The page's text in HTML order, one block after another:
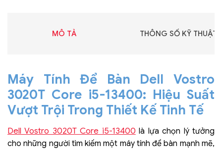
MÔ TẢ THÔNG SỐ KỸ THUẬT
Máy Tính Để Bàn Dell Vostro
3020T Core i5-13400: Hiệu Suất
Vượt Trội Trong Thiết Kế Tinh Tế
Dell Vostro 3020T Core i5-13400 là lựa chọn lý tưởng
cho những người tìm kiếm một máy tính để bàn mạnh mẽ,